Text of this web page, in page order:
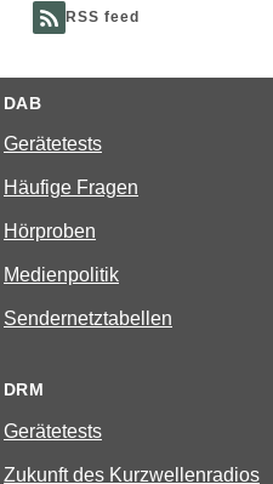
RSS feed
DAB
Gerätetests
Häufige Fragen
Hörproben
Medienpolitik
Sendernetztabellen
DRM
Gerätetests
Zukunft des Kurzwellenradios